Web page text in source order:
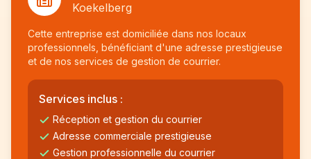
Koekelberg
Cette entreprise est domiciliée dans nos locaux
professionnels, bénéficiant d'une adresse prestigieuse
et de nos services de gestion de courrier.
Services inclus :
Réception et gestion du courrier
Adresse commerciale prestigieuse
Gestion professionnelle du courrier